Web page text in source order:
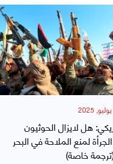
هل لايزال الحوثيون
لمنع الملاحة في البحر
خاصة)